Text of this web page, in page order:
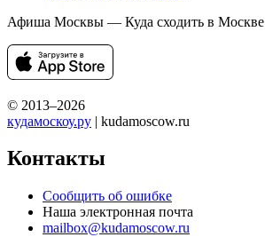
Афиша Москвы — Куда сходить в Москве
© 2013–2026
кудамоскоу.ру | kudamoscow.ru
Контакты
Сообщить об ошибке
Наша электронная почта
mailbox@kudamoscow.ru